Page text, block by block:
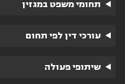
תחומי משפט במגזין
עורכי דין לפי תחום
שיתופי פעולה